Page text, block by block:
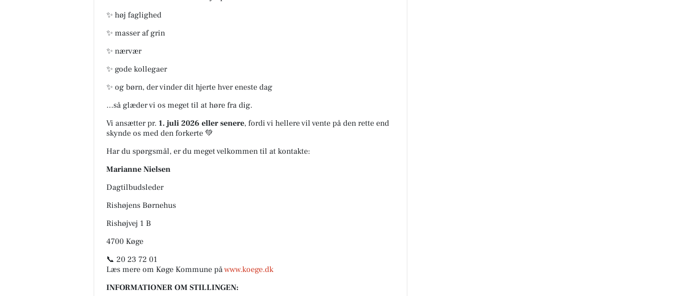
✨ høj faglighed
✨ masser af grin
✨ nærvær
✨ gode kollegaer
✨ og børn, der vinder dit hjerte hver eneste dag
…så glæder vi os meget til at høre fra dig.
Vi ansætter pr. 1. juli 2026 eller senere, fordi vi hellere vil vente på den rette end
skynde os med den forkerte 💚
Har du spørgsmål, er du meget velkommen til at kontakte:
Marianne Nielsen
Dagtilbudsleder
Rishøjens Børnehus
Rishøjvej 1 B
4700 Køge
📞 20 23 72 01
Læs mere om Køge Kommune påwww.koege.dk
INFORMATIONER OM STILLINGEN: